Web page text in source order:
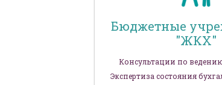
Бюджетные
"ЖКХ"
Консультации по
Экспертиза состояния